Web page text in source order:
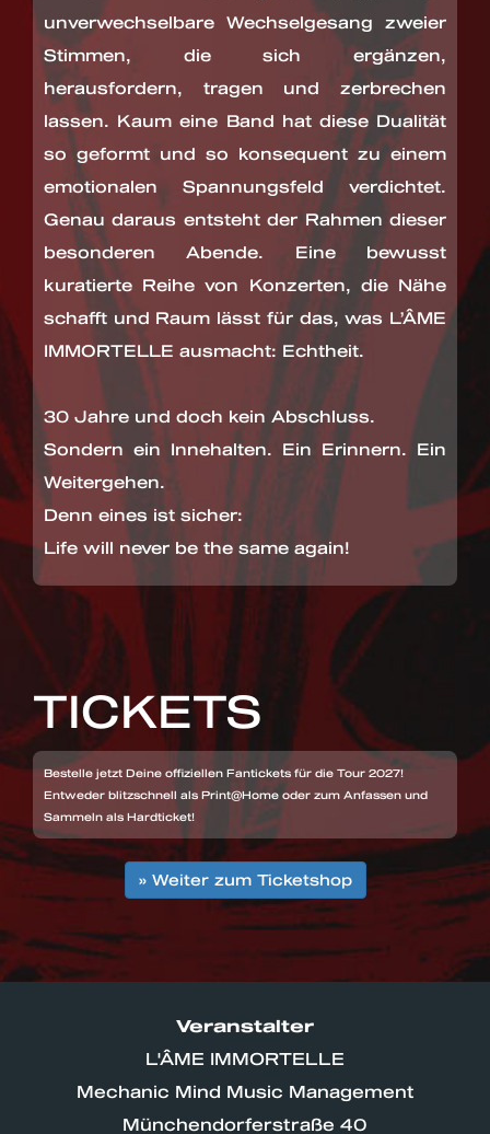
unverwechselbare Wechselgesang zweier
Stimmen, die sich ergänzen,
herausfordern, tragen und zerbrechen
lassen. Kaum eine Band hat diese Dualität
so geformt und so konsequent zu einem
emotionalen Spannungsfeld verdichtet.
Genau daraus entsteht der Rahmen dieser
besonderen Abende. Eine bewusst
kuratierte Reihe von Konzerten, die Nähe
schafft und Raum lässt für das, was L’ÂME
IMMORTELLE ausmacht: Echtheit.
30 Jahre und doch kein Abschluss.
Sondern ein Innehalten. Ein Erinnern. Ein
Weitergehen.
Denn eines ist sicher:
Life will never be the same again!
TICKETS
Bestelle jetzt Deine offiziellen Fantickets für die Tour 2027!
Entweder blitzschnell als Print@Home oder zum Anfassen und
Sammeln als Hardticket!
» Weiter zum Ticketshop
Veranstalter
L'ÂME IMMORTELLE
Mechanic Mind Music Management
Münchendorferstraße 40